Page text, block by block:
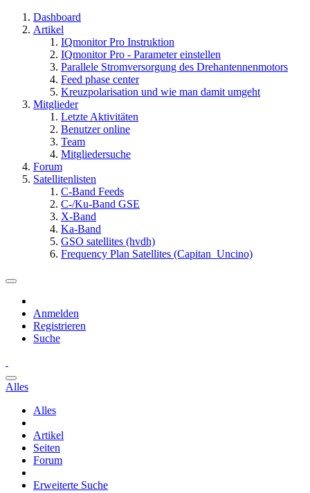
Dashboard
Artikel
IQmonitor Pro Instruktion
IQmonitor Pro - Parameter einstellen
Parallele Stromversorgung des Drehantennenmotors
Feed phase center
Kreuzpolarisation und wie man damit umgeht
Mitglieder
Letzte Aktivitäten
Benutzer online
Team
Mitgliedersuche
Forum
Satellitenlisten
C-Band Feeds
C-/Ku-Band GSE
X-Band
Ka-Band
GSO satellites (hvdh)
Frequency Plan Satellites (Capitan_Uncino)
Anmelden
Registrieren
Suche
Alles
Alles
Artikel
Seiten
Forum
Erweiterte Suche